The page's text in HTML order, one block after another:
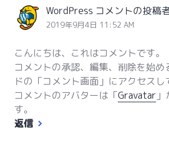
WordPress コメントの投稿
2019年9月4日 11:52 AM
こんにちは、これはコメントです。
コメントの承認、編集、削除を始め
ドの「コメント画面」にアクセスし
コメントのアバターは「Gravatar
す。
返信